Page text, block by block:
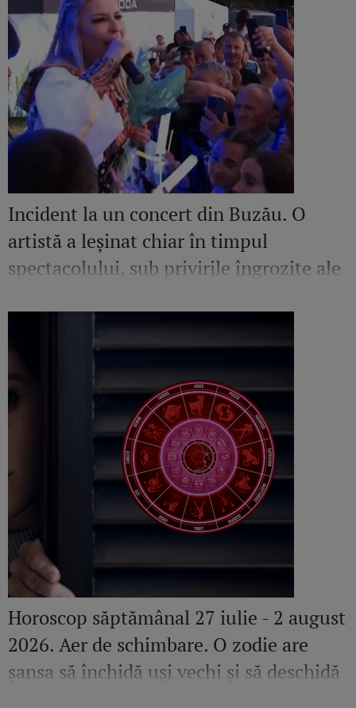
Incident la un concert din Buzău. O
artistă a leșinat chiar în timpul
spectacolului, sub privirile îngrozite ale
Horoscop săptămânal 27 iulie - 2 august
2026. Aer de schimbare. O zodie are
șansa să închidă uși vechi și să deschidă